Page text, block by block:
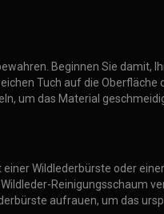
Beginnen Sie
Tuch auf die
um das Material
Wildlederbürste oder
Reinigungsschaum
aufrauen, um das